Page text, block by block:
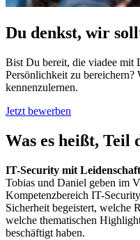
Du denkst, wir
Bist Du bereit, die viadee
Persönlichkeit zu
kennenzulernen.
Jetzt bewerben
Was es heißt, Teil
IT-Security mit
Tobias und Daniel geben im
Kompetenzbereich IT-
Sicherheit begeistert, welche
welche thematischen
beschäftigt haben.